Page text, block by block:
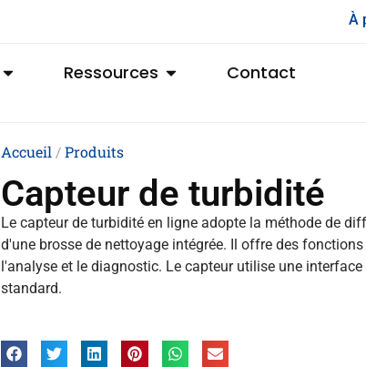
À
Ressources Contact
Accueil /Produits
Capteur de turbidité
Le capteur de turbidité en ligne adopte la méthode de
d'une brosse de nettoyage intégrée. Il offre des
l'analyse et le diagnostic. Le capteur utilise une
standard.